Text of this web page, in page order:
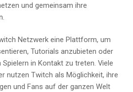
und gemeinsam ihre
Netzwerk eine Plattform, um
Tutorials anzubieten oder
in Kontakt zu treten. Viele
nutzen Twitch als Möglichkeit, ihre
und Fans auf der ganzen Welt